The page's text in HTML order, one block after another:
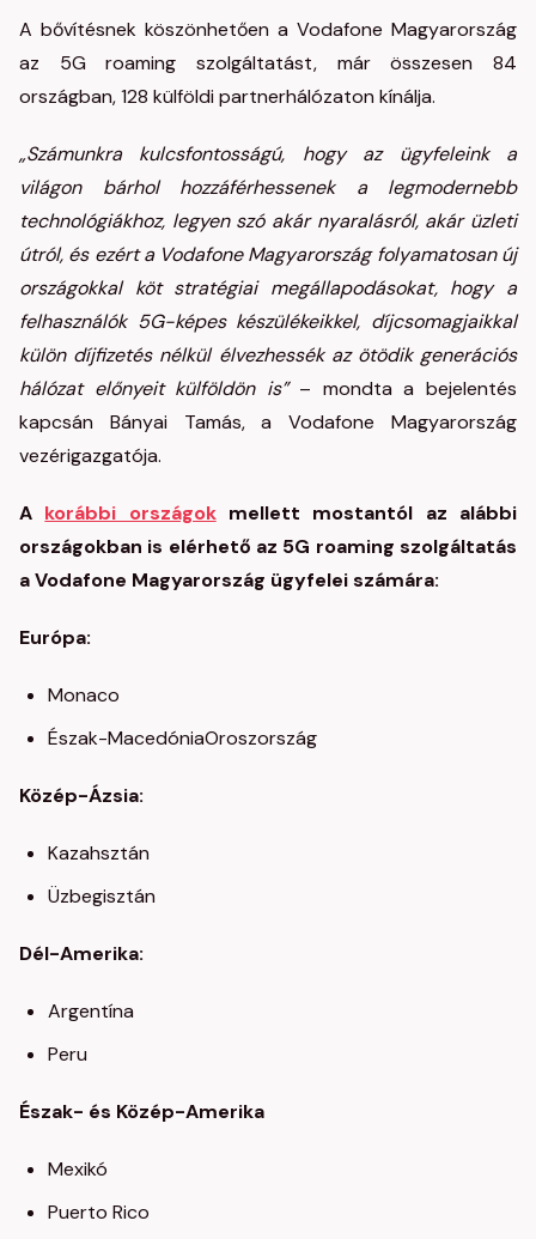
A bővítésnek köszönhetően a Vodafone Magyarország
az 5G roaming szolgáltatást, már összesen 84
országban, 128 külföldi partnerhálózaton kínálja.
„Számunkra kulcsfontosságú, hogy az ügyfeleink a
világon bárhol hozzáférhessenek a legmodernebb
technológiákhoz, legyen szó akár nyaralásról, akár üzleti
útról, és ezért a Vodafone Magyarország folyamatosan új
országokkal köt stratégiai megállapodásokat, hogy a
felhasználók 5G-képes készülékeikkel, díjcsomagjaikkal
külön díjfizetés nélkül élvezhessék az ötödik generációs
hálózat előnyeit külföldön is”– mondta a bejelentés
kapcsán Bányai Tamás, a Vodafone Magyarország
vezérigazgatója.
A korábbi országokmellett mostantól az alábbi
országokban is elérhető az 5G roaming szolgáltatás
a Vodafone Magyarország ügyfelei számára:
Európa:
Monaco
Észak-MacedóniaOroszország
Közép-Ázsia:
Kazahsztán
Üzbegisztán
Dél-Amerika:
Argentína
Peru
Észak- és Közép-Amerika
Mexikó
Puerto Rico